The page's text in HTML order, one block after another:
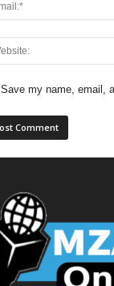
Save my name, email,